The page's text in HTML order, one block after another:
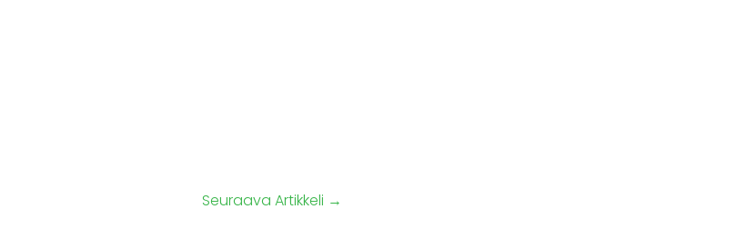
Seuraava Artikkeli →